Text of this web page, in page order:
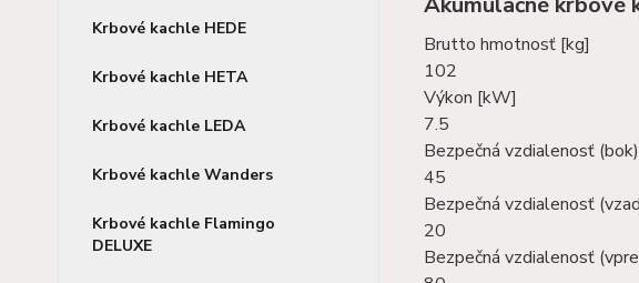
Krbové kachle HEDE
Krbové kachle HETA
Krbové kachle LEDA
Krbové kachle Wanders
Krbové kachle Flamingo
DELUXE
Brutto hmotnosť [kg]
102
Výkon [kW]
7.5
Bezpečná vzdialenosť (bok)
45
Bezpečná vzdialenosť
20
Bezpečná vzdialenosť